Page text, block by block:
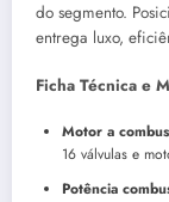
do segmento.
entrega luxo,
Ficha Técnica e
Motor a
16 válvulas e
Potência